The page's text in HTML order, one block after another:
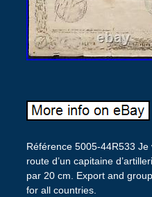
Référence 5005-44R533
route d’un capitaine
par 20 cm. Export and
for all countries.